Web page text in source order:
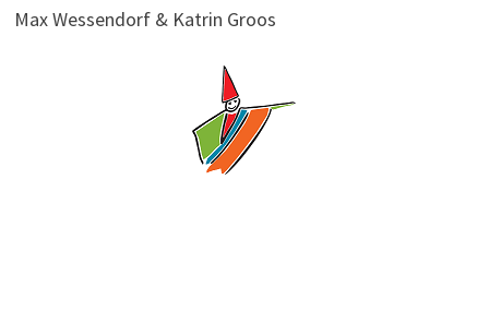
Max Wessendorf & Katrin Groos